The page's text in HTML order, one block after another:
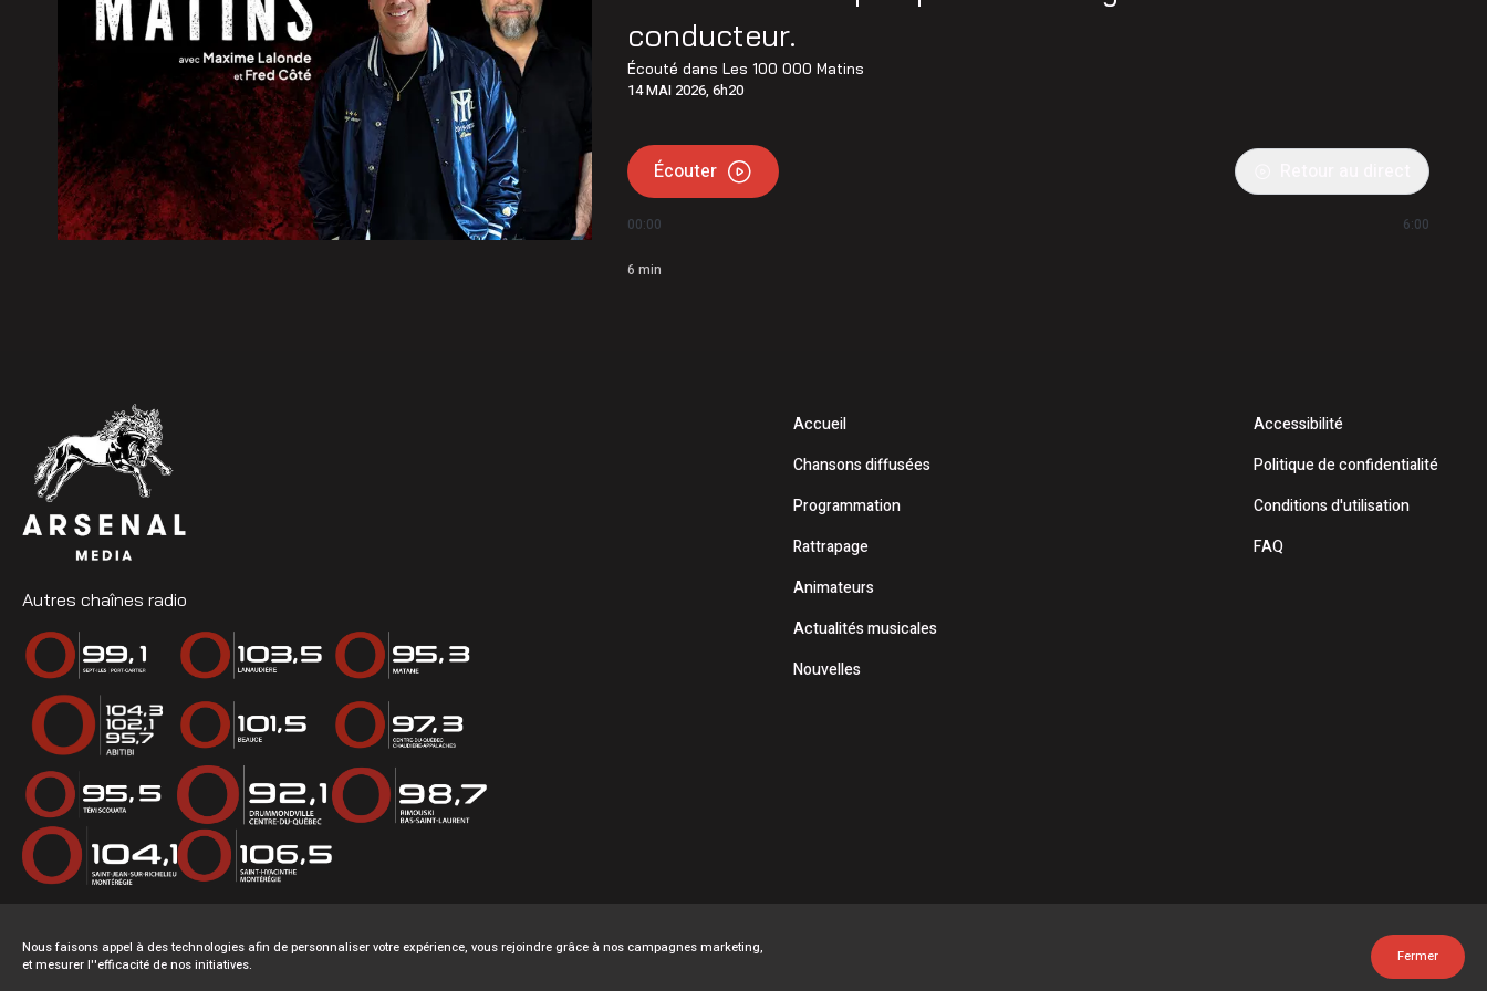
6 août 2026| 600 embarcations vérifiées lors de l’Opération nationale concertée en sécurité nautique de
la SQ
6 août 2026|Les Bourses Objectif Retour remettent 15 250$ à 12 Latuquois
conducteur.
Écouté dansLes 100 000 Matins
14 MAI 2026, 6h20
Écouter
00:00 6:00
6 min
Autres chaînes radio
Accueil
Chansons diffusées
Programmation
Rattrapage
Animateurs
Actualités musicales
Nouvelles
Accessibilité
Politique de confidentialité
Conditions d'utilisation
FAQ
Nous faisons appel à des technologies afin de personnaliser votre expérience, vous rejoindre grâce à nos campagnes marketing,
et mesurer l''efficacité de nos initiatives.
Fermer